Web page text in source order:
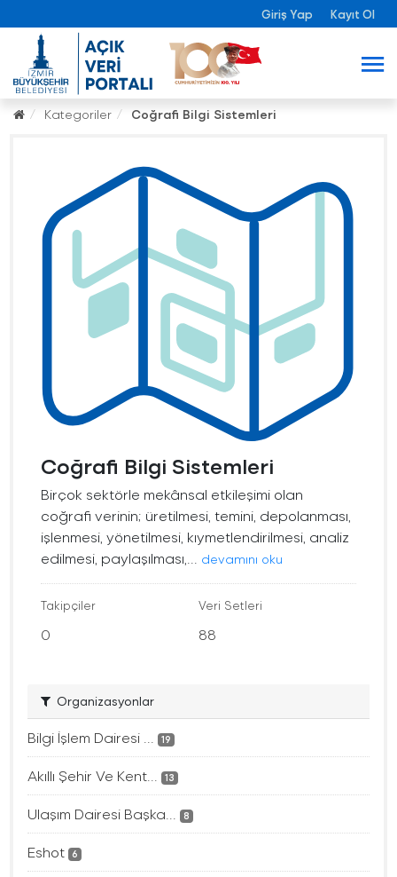
Giriş Yap Kayıt Ol
Kategoriler Coğrafi Bilgi Sistemleri
Coğrafi Bilgi Sistemleri
Birçok sektörle mekânsal etkileşimi olan
coğrafi verinin; üretilmesi, temini, depolanması,
işlenmesi, yönetilmesi, kıymetlendirilmesi, analiz
edilmesi, paylaşılması,... devamını oku
Takipçiler
0
Veri Setleri
88
Organizasyonlar
Bilgi İşlem Dairesi ... 19
Akıllı Şehir Ve Kent... 13
Ulaşım Dairesi Başka... 8
Eshot 6